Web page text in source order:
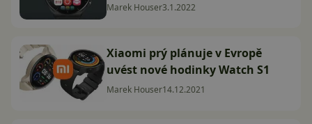
Marek Houser3.1.2022
Xiaomi prý plánuje v Evropě
uvést nové hodinky Watch S1
Marek Houser14.12.2021